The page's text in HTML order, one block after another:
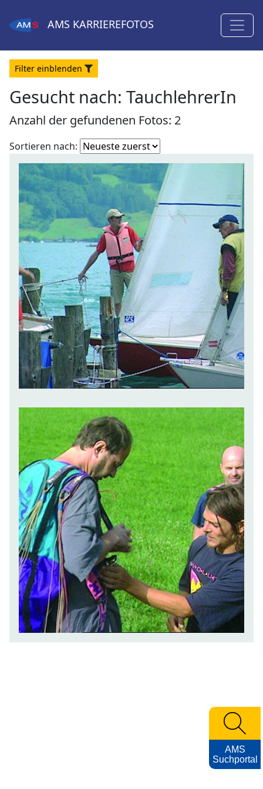
AMS KARRIEREFOTOS
Filter einblenden
Gesucht nach: TauchlehrerIn
Anzahl der gefundenen Fotos: 2
Sortieren nach:
AMS
Suchportal